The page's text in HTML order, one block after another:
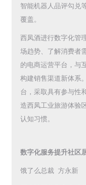
智能机器人品评勾兑
覆盖。
西凤酒进行数字化管
场趋势、了解消费者
的电商运营平台，与
构建销售渠道新体系
台，采取具有参与性
造西凤工业旅游体验
认知习惯。
数字化服务提升社区
饿了么总裁 方永新